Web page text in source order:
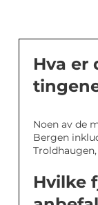
Hva er
Noen av de
Bergen
Hvilke